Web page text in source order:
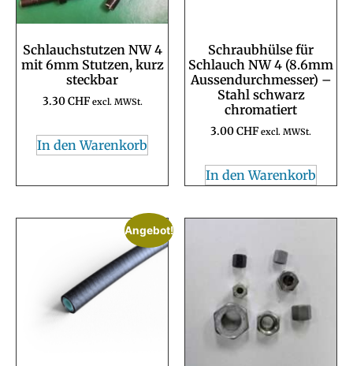
Schlauchstutzen NW 4
mit 6mm Stutzen, kurz
steckbar
3.30CHF excl. MWSt.
In den Warenkorb
Schraubhülse für
Schlauch NW 4 (8.6mm
Aussendurchmesser) –
Stahl schwarz
chromatiert
3.00CHF excl. MWSt.
In den Warenkorb
Angebot!